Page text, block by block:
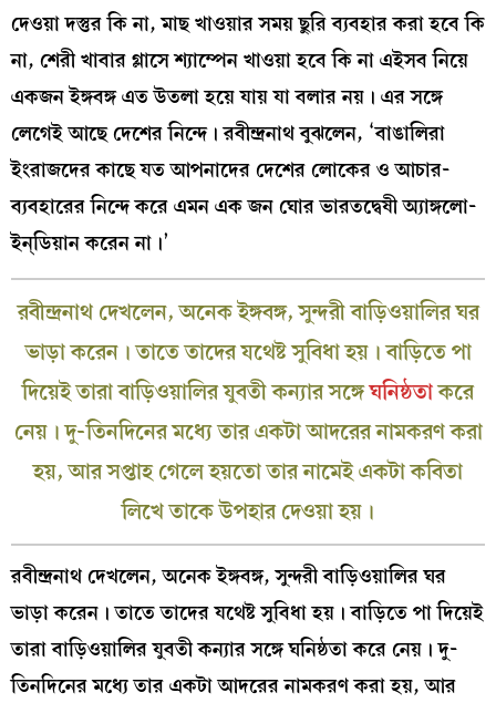
দেওয়া দস্তুর কি না, মাছ খাওয়ার সময় ছুরি ব্যবহার করা হবে কি
না, শেরী খাবার গ্লাসে শ্যাম্পেন খাওয়া হবে কি না এইসব নিয়ে
একজন ইঙ্গবঙ্গ এত উতলা হয়ে যায় যা বলার নয়। এর সঙ্গে
লেগেই আছে দেশের নিন্দে। রবীন্দ্রনাথ বুঝলেন, ‘বাঙালিরা
ইংরাজদের কাছে যত আপনাদের দেশের লোকের ও আচার-
ব্যবহারের নিন্দে করে এমন এক জন ঘোর ভারতদ্বেষী অ্যাঙ্গলো-
ইন্‌ডিয়ান করেন না।’
রবীন্দ্রনাথ দেখলেন, অনেক ইঙ্গবঙ্গ, সুন্দরী বাড়িওয়ালির ঘর
ভাড়া করেন। তাতে তাদের যথেষ্ট সুবিধা হয়। বাড়িতে পা
দিয়েই তারা বাড়িওয়ালির যুবতী কন্যার সঙ্গেঘনিষ্ঠতাকরে
নেয়। দু-তিনদিনের মধ্যে তার একটা আদরের নামকরণ করা
হয়, আর সপ্তাহ গেলে হয়তো তার নামেই একটা কবিতা
লিখে তাকে উপহার দেওয়া হয়।
রবীন্দ্রনাথ দেখলেন, অনেক ইঙ্গবঙ্গ, সুন্দরী বাড়িওয়ালির ঘর
ভাড়া করেন। তাতে তাদের যথেষ্ট সুবিধা হয়। বাড়িতে পা দিয়েই
তারা বাড়িওয়ালির যুবতী কন্যার সঙ্গে ঘনিষ্ঠতা করে নেয়। দু-
তিনদিনের মধ্যে তার একটা আদরের নামকরণ করা হয়, আর